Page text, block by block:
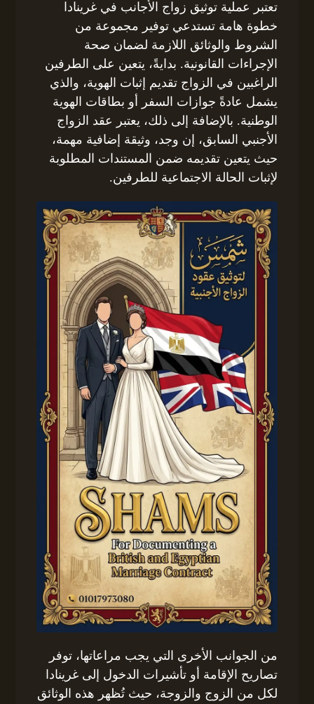
تعتبر عملية توثيق زواج الأجانب في غرينادا
خطوة هامة تستدعي توفير مجموعة من
الشروط والوثائق اللازمة لضمان صحة
الإجراءات القانونية. بدايةً، يتعين على الطرفين
الراغبين في الزواج تقديم إثبات الهوية، والذي
يشمل عادةً جوازات السفر أو بطاقات الهوية
الوطنية. بالإضافة إلى ذلك، يعتبر عقد الزواج
الأجنبي السابق، إن وجد، وثيقة إضافية مهمة،
حيث يتعين تقديمه ضمن المستندات المطلوبة
لإثبات الحالة الاجتماعية للطرفين.
من الجوانب الأخرى التي يجب مراعاتها، توفر
تصاريح الإقامة أو تأشيرات الدخول إلى غرينادا
لكل من الزوج والزوجة، حيث تُظهر هذه الوثائق